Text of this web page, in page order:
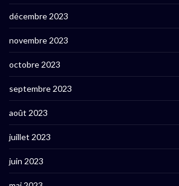
décembre 2023
novembre 2023
octobre 2023
septembre 2023
août 2023
juillet 2023
juin 2023